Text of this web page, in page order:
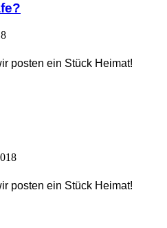
posten ein Stück Heimat!
posten ein Stück Heimat!